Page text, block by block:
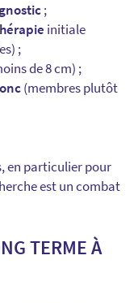
;
initiale
;
de 8 cm) ;
(membres plutôt
en particulier pour
est un combat
TERME À